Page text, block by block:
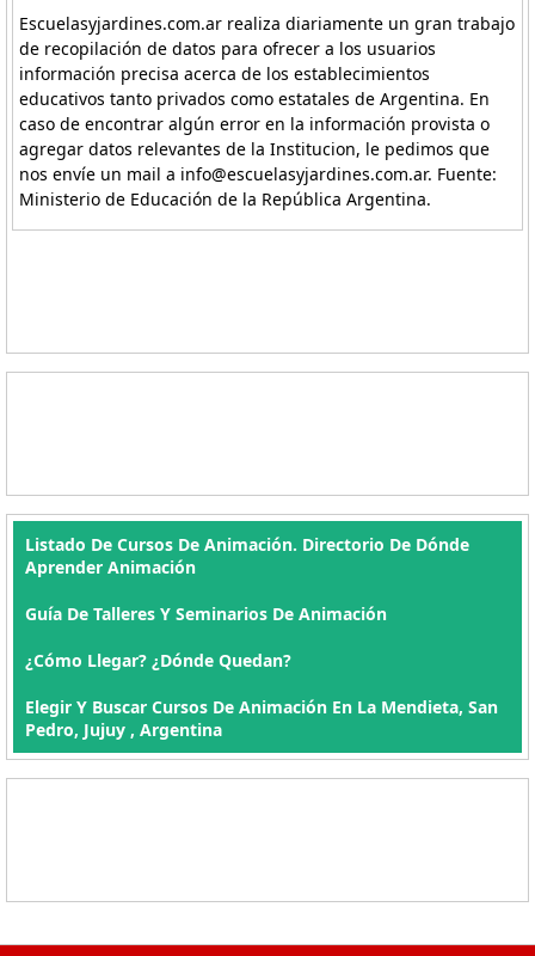
Escuelasyjardines.com.ar realiza diariamente un gran trabajo
de recopilación de datos para ofrecer a los usuarios
información precisa acerca de los establecimientos
educativos tanto privados como estatales de Argentina. En
caso de encontrar algún error en la información provista o
agregar datos relevantes de la Institucion, le pedimos que
nos envíe un mail a info@escuelasyjardines.com.ar. Fuente:
Ministerio de Educación de la República Argentina.
Listado De Cursos De Animación. Directorio De Dónde
Aprender Animación
Guía De Talleres Y Seminarios De Animación
¿Cómo Llegar? ¿Dónde Quedan?
Elegir Y Buscar Cursos De Animación En La Mendieta, San
Pedro, Jujuy , Argentina